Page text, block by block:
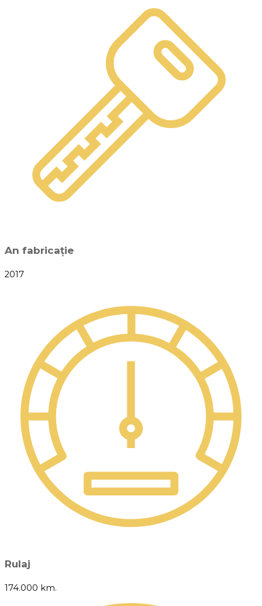
An fabricație
2017
Rulaj
174.000 km.